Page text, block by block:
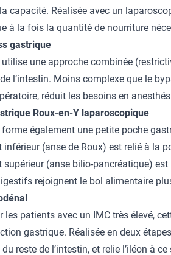
capacité. Réalisée avec un
à la fois la quantité de nourriture
gastrique
utilise une approche combinée
l’intestin. Moins complexe que le
réduit les besoins en
Roux-en-Y laparoscopique
forme également une petite poche
inférieur (anse de Roux) est relié à la
supérieur (anse bilio-pancréatique) est
rejoignent le bol alimentaire
les patients avec un IMC très élevé,
gastrique. Réalisée en deux
du reste de l’intestin, et relie l’iléon à